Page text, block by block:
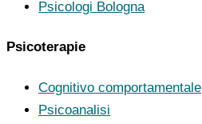
Psicologi Bologna
Psicoterapie
Cognitivo comportamentale
Psicoanalisi